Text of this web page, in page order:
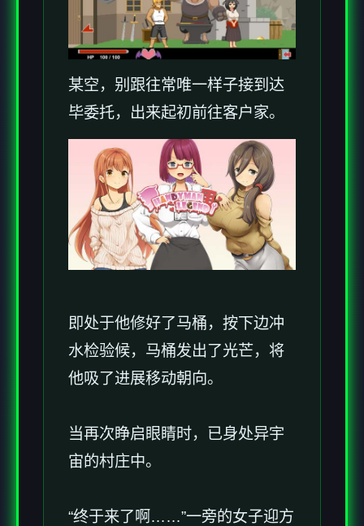
某空，别跟往常唯一样子接到达
毕委托，出来起初前往客户家。
即处于他修好了马桶，按下边冲
水检验候，马桶发出了光芒，将
他吸了进展移动朝向。
当再次睁启眼睛时，已身处异宇
宙的村庄中。
“终于来了啊……”一旁的女子迎方